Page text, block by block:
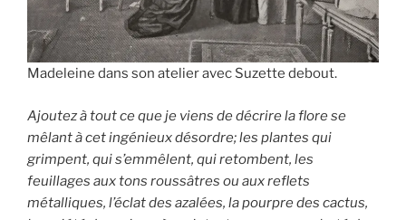
Madeleine dans son atelier avec Suzette debout.
Ajoutez à tout ce que je viens de décrire la flore se
mêlant à cet ingénieux désordre; les plantes qui
grimpent, qui s’emmêlent, qui retombent, les
feuillages aux tons roussâtres ou aux reflets
métalliques, l’éclat des azalées, la pourpre des cactus,